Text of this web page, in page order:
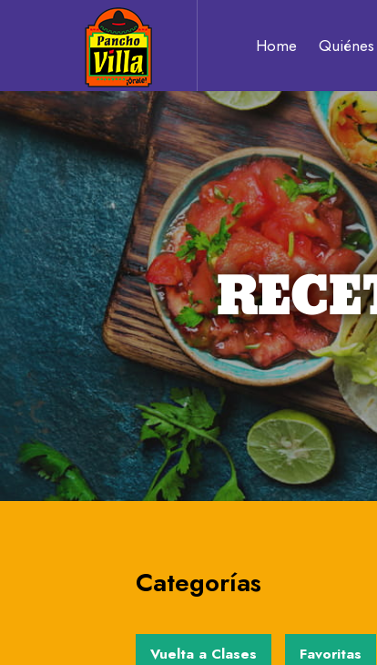
Pancho
Villa
Auténtico
sabor
a
México
Home
Categorías
Vuelta a Clases Favoritas